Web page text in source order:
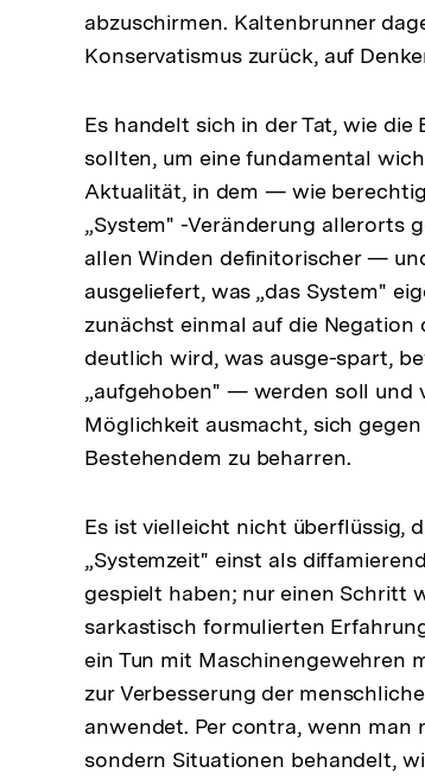
abzuschirmen. Kaltenbrunner
Konservatismus zurück, auf
Es handelt sich in der Tat, wie
sollten, um eine fundamental
Aktualität, in dem — wie
„System" -Veränderung allerorts
allen Winden definitorischer —
ausgeliefert, was „das System"
zunächst einmal auf die
deutlich wird, was ausge-spart,
„aufgehoben" — werden soll und
Möglichkeit ausmacht, sich
Bestehendem zu beharren.
Es ist vielleicht nicht überflüssig,
„Systemzeit" einst als
gespielt haben; nur einen Schritt
sarkastisch formulierten
ein Tun mit Maschinengewehren
zur Verbesserung der
anwendet. Per contra, wenn man
sondern Situationen behandelt,